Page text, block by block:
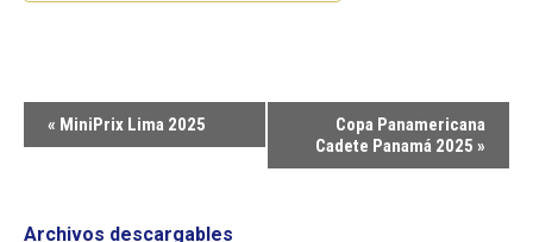
Navegación
del
« MiniPrix Lima 2025
Copa Panamericana
Cadete Panamá 2025 »
Archivos descargables